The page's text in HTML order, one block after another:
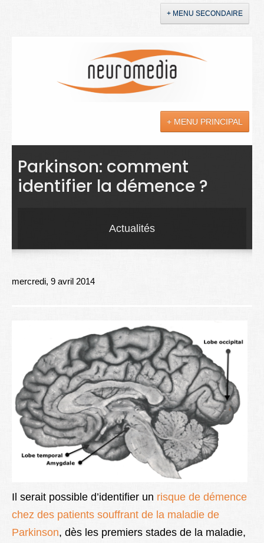
+ MENU SECONDAIRE
+ MENU PRINCIPAL
Actualités
Sciences
Droit
Lexique
Parkinson: comment
identifier la démence ?
Actualités
mercredi, 9 avril 2014
Il serait possible d’identifier un risque de démence
chez des patients souffrant de la maladie de
Parkinson, dès les premiers stades de la maladie,